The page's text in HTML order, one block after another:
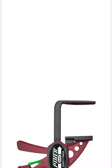
lieferbar - in 3-4 Werktagen bei dir